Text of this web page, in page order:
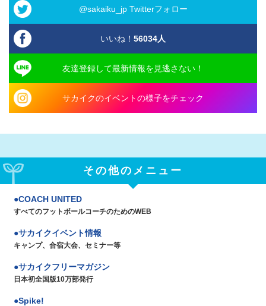
@sakaiku_jp Twitterフォロー
いいね！ 56034人
友達登録して最新情報を見逃さない！
サカイクのイベントの様子をチェック
その他のメニュー
COACH UNITED
すべてのフットボールコーチのためのWEB
サカイクイベント情報
キャンプ、合宿大会、セミナー等
サカイクフリーマガジン
日本初全国版10万部発行
Spike!